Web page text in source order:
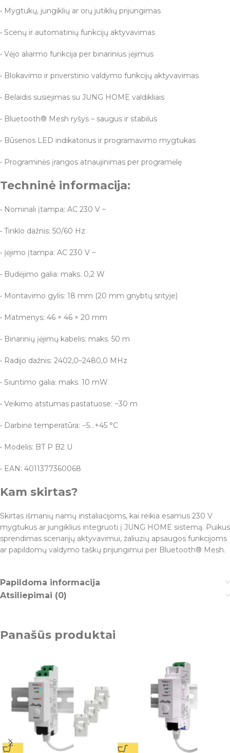
• Mygtukų, jungiklių ar orų jutiklių prijungimas
• Scenų ir automatinių funkcijų aktyvavimas
• Vėjo aliarmo funkcija per binarinius įėjimus
• Blokavimo ir priverstinio valdymo funkcijų aktyvavimas
• Belaidis susiejimas su JUNG HOME valdikliais
• Bluetooth® Mesh ryšys – saugus ir stabilus
• Būsenos LED indikatorius ir programavimo mygtukas
• Programinės įrangos atnaujinimas per programėlę
Techninė informacija:
• Nominali įtampa: AC 230 V ~
• Tinklo dažnis: 50/60 Hz
• Įėjimo įtampa: AC 230 V ~
• Budėjimo galia: maks. 0,2 W
• Montavimo gylis: 18 mm (20 mm gnybtų srityje)
• Matmenys: 46 × 46 × 20 mm
• Binarinių įėjimų kabelis: maks. 50 m
• Radijo dažnis: 2402,0–2480,0 MHz
• Siuntimo galia: maks. 10 mW
• Veikimo atstumas pastatuose: ~30 m
• Darbinė temperatūra: −5…+45 °C
• Modelis: BT P B2 U
• EAN: 4011377360068
Kam skirtas?
Skirtas išmanių namų instaliacijoms, kai reikia esamus 230 V
mygtukus ar jungiklius integruoti į JUNG HOME sistemą. Puikus
sprendimas scenarijų aktyvavimui, žaliuzių apsaugos funkcijoms
ar papildomų valdymo taškų prijungimui per Bluetooth® Mesh.
Papildoma informacija
Atsiliepimai (0)
Panašūs produktai